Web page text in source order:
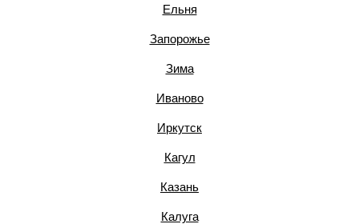
Ельня
Запорожье
Зима
Иваново
Иркутск
Кагул
Казань
Калуга